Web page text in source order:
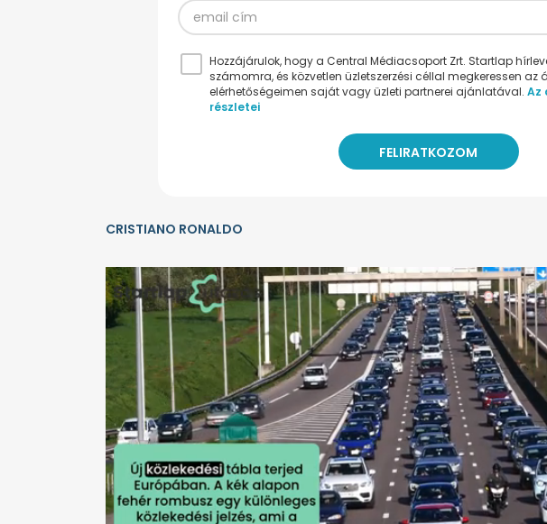
Hozzájárulok, hogy a Central Médiacsoport Zrt. Startlap
számomra, és közvetlen üzletszerzési céllal megkeressen
elérhetőségeimen saját vagy üzleti partnerei ajánlatával. Az
részletei
CRISTIANO RONALDO